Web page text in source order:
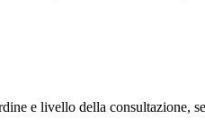
e livello della consultazione,